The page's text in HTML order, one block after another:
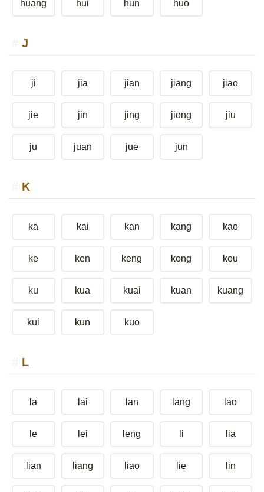
huang hui hun huo
J
ji jia jian jiang jiao
jie jin jing jiong jiu
ju juan jue jun
K
ka kai kan kang kao
ke ken keng kong kou
ku kua kuai kuan kuang
kui kun kuo
L
la lai lan lang lao
le lei leng li lia
lian liang liao lie lin